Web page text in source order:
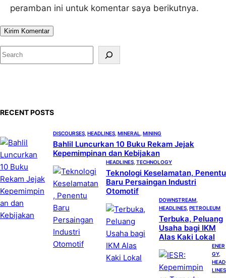
peramban ini untuk komentar saya berikutnya.
S
e
RECENT POSTS
DISCOURSES HEADLINES MINERAL MINING
Bahlil Luncurkan 10 Buku Rekam Jejak
Kepemimpinan dan Kebijakan
HEADLINES TECHNOLOGY
Teknologi Keselamatan, Penentu
Baru Persaingan Industri
Otomotif
DOWNSTREAM
HEADLINES PETROLEUM
Terbuka, Peluang
Usaha bagi IKM
Alas Kaki Lokal
ENER
GY
HEAD
LINES